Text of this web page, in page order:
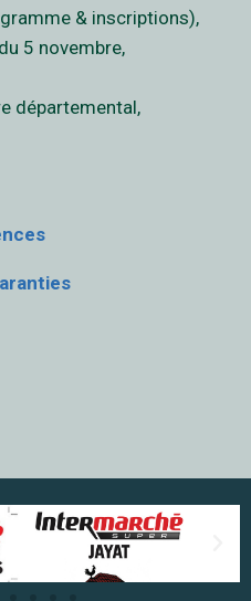
& inscriptions),
5 novembre,
départemental,